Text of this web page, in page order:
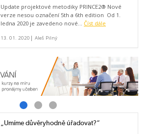
Update projektové metodiky PRINCE2® Nové
verze nesou označení 5th a 6th edition Od 1.
ledna 2020 je zavedeno nové... Číst dále
13. 01. 2020 | Aleš Pilný
„Umíme důvěryhodně úřadovat?“